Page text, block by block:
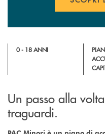
0 - 18 ANNI
Un passo alla
traguardi.